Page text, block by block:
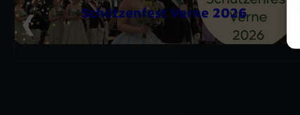
Schützenfest Verne 2026